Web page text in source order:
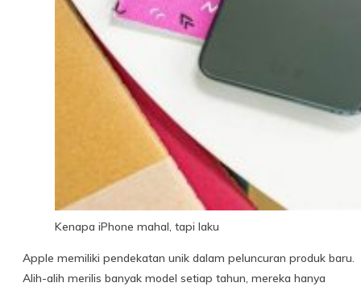
Kenapa iPhone mahal, tapi laku
Apple memiliki pendekatan unik dalam peluncuran produk baru.
Alih-alih merilis banyak model setiap tahun, mereka hanya